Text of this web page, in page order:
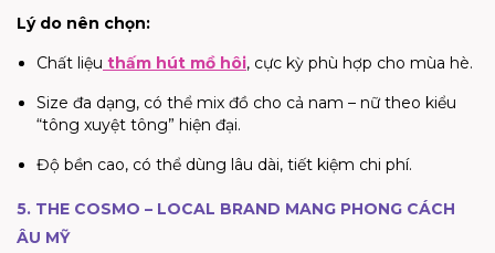
Lý do nên chọn:
Chất liệu thấm hút mồ hôi, cực kỳ phù hợp cho mùa hè.
Size đa dạng, có thể mix đồ cho cả nam – nữ theo kiểu
“tông xuyệt tông” hiện đại.
Độ bền cao, có thể dùng lâu dài, tiết kiệm chi phí.
5. THE COSMO – LOCAL BRAND MANG PHONG CÁCH
ÂU MỸ